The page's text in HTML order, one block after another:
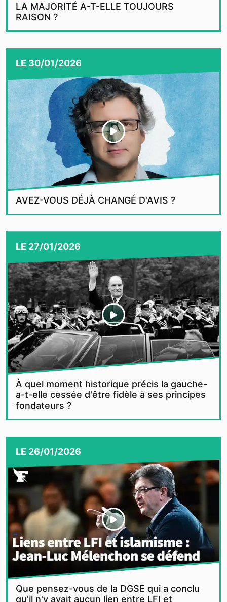
LA MAJORITÉ A-T-ELLE TOUJOURS
RAISON ?
LE 30/01/2026
AVEZ-VOUS DÉJÀ CHANGÉ D'AVIS ?
LE 27/01/2026
À quel moment historique précis la gauche-
a-t-elle cessée d'être fidèle à ses principes
fondateurs ?
LE 26/01/2026
Que pensez-vous de la DGSE qui a conclu
qu'il n'y avait aucun lien entre LFI et